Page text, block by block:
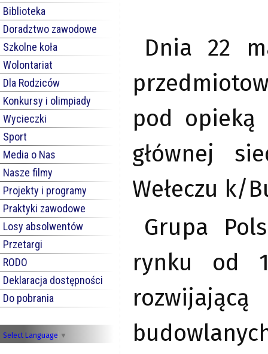
Biblioteka
Doradztwo zawodowe
Szkolne koła
Wolontariat
Dla Rodziców
Konkursy i olimpiady
Wycieczki
Sport
Media o Nas
Nasze filmy
Projekty i programy
Praktyki zawodowe
Losy absolwentów
Przetargi
RODO
Deklaracja dostępności
Do pobrania
Select Language ▼
Dnia 22
pod opieką
głównej
Wełeczu k/
Grupa
rynku od